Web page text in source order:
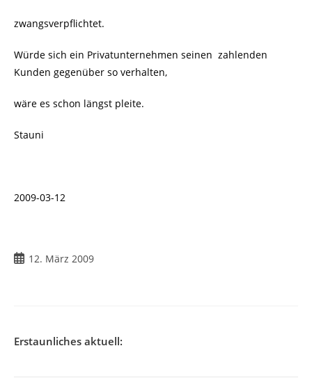
zwangsverpflichtet.
Würde sich ein Privatunternehmen seinen zahlenden
Kunden gegenüber so verhalten,
wäre es schon längst pleite.
Stauni
2009-03-12
Beitrag12. März 2009
Erstaunliches aktuell: